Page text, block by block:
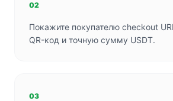
02
Покажите покупателю checkout
QR-код и точную сумму USDT.
03